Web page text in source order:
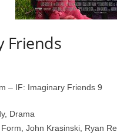
Friends
Drama
John Krasinski, Ryan